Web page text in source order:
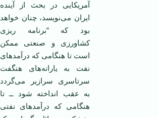
آمریکایی در بحث از آینده
ایران می‌نویسد، چنان خواهد
بود که “برنامه ریزی
کشاورزی و صنعتی ممکن
است تا هنگامی که درآمدهای
نفت به یارانه‌های هنگفت
سرتاسری سرازیر می‌گردد
به عقب انداخته شود ــ تا
هنگامی که درآمدهای نفتی